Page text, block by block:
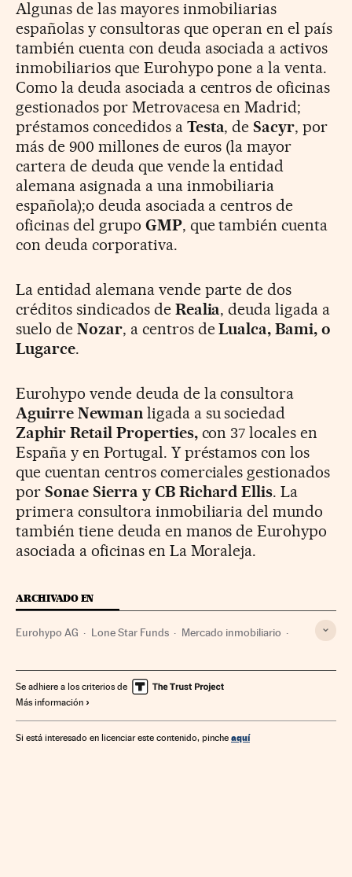
Algunas de las mayores inmobiliarias
españolas y consultoras que operan en el país
también cuenta con deuda asociada a activos
inmobiliarios que Eurohypo pone a la venta.
Como la deuda asociada a centros de oficinas
gestionados por Metrovacesa en Madrid;
préstamos concedidos a Testa, deSacyr, por
más de 900 millones de euros (la mayor
cartera de deuda que vende la entidad
alemana asignada a una inmobiliaria
española);o deuda asociada a centros de
oficinas del grupo GMP, que también cuenta
con deuda corporativa.
La entidad alemana vende parte de dos
créditos sindicados de Realia, deuda ligada a
suelo de Nozar, a centros deLualca, Bami, o
Lugarce.
Eurohypo vende deuda de la consultora
Aguirre Newman ligada a su sociedad
Zaphir Retail Properties,con 37 locales en
España y en Portugal. Y préstamos con los
que cuentan centros comerciales gestionados
porSonae Sierra y CB Richard Ellis. La
primera consultora inmobiliaria del mundo
también tiene deuda en manos de Eurohypo
asociada a oficinas en La Moraleja.
ARCHIVADO EN
Eurohypo AG Lone Star Funds Mercado inmobiliario
Créditos Mercados financieros Economía
Se adhiere a los criterios de
Más información
Si está interesado en licenciar este contenido, pinche aquí